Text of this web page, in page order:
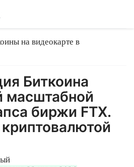
на видеокарте в
Биткоина
масштабной
биржи FTX.